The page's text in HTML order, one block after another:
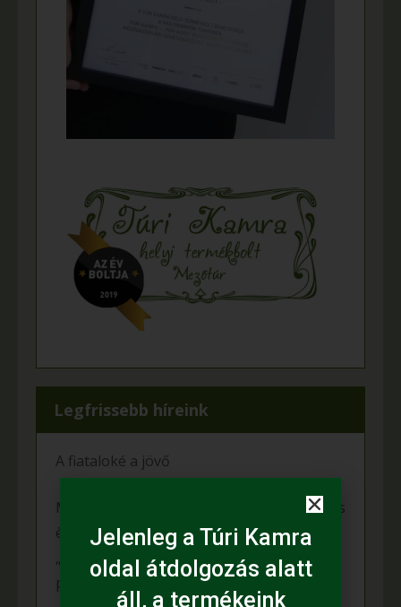
Legfrissebb híreink
A fiataloké a jövő
Mihalina Máté pàlyàzatot nyert a Kulturàlis
ès Innovàciós Minisztèrium àltal kiîrt
„Nemzet Fiatal Tehetsègeièrt Ösztöndîj”
programon
Jelenleg a Túri Kamra
oldal átdolgozás alatt
áll, a termékeink